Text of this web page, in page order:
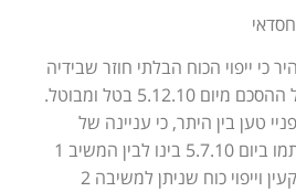
חסדאי
כי ייפוי הכוח הבלתי חוזר שבידיה
של המשיבה 2 מכוחו של ההסכם מיום 5.12.10 בטל ומבוטל.
טען בין היתר, כי עניינה של
התובענה הסכמים שנחתמו ביום 5.7.10 בינו לבין המשיב 1
לייזום ושינוי ייעוד המקרקעין וייפוי כוח שניתן למשיבה 2